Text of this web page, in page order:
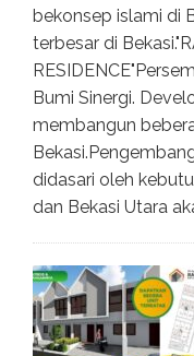
bekonsep islami di
terbesar di
Bumi Sinergi.
membangun
didasari oleh
dan Bekasi Utara